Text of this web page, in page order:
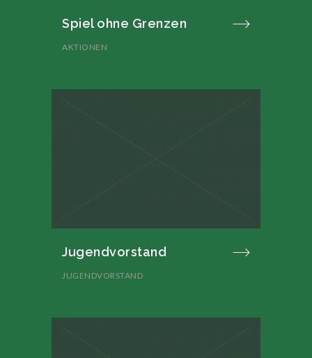
Spiel ohne Grenzen
AKTIONEN
Jugendvorstand
JUGENDVORSTAND